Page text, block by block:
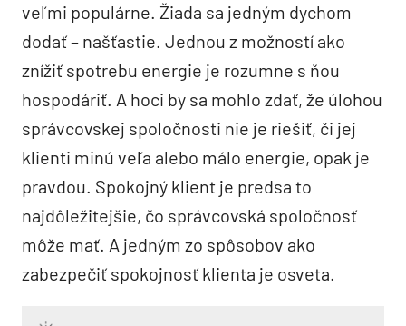
veľmi populárne. Žiada sa jedným dychom
dodať – našťastie. Jednou z možností ako
znížiť spotrebu energie je rozumne s ňou
hospodáriť. A hoci by sa mohlo zdať, že úlohou
správcovskej spoločnosti nie je riešiť, či jej
klienti minú veľa alebo málo energie, opak je
pravdou. Spokojný klient je predsa to
najdôležitejšie, čo správcovská spoločnosť
môže mať. A jedným zo spôsobov ako
zabezpečiť spokojnosť klienta je osveta.